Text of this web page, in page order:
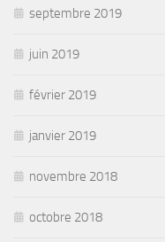
septembre 2019
juin 2019
février 2019
janvier 2019
novembre 2018
octobre 2018